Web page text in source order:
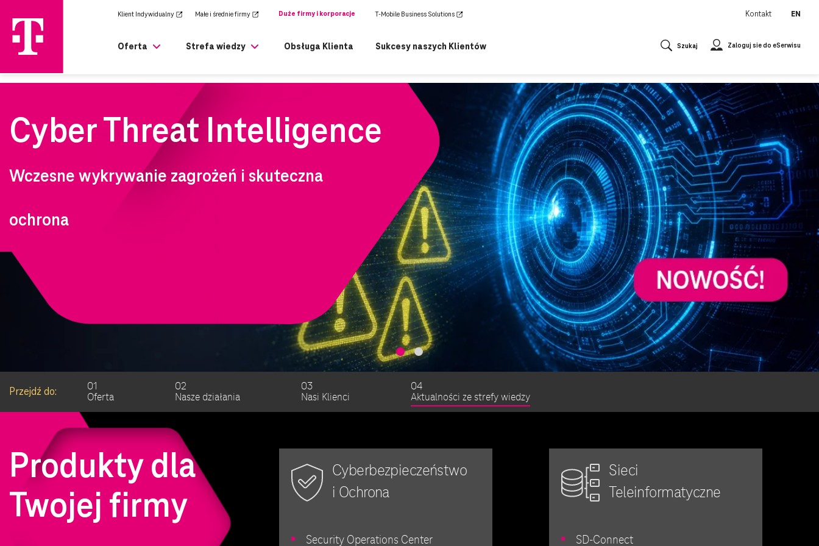
Klient Indywidualny Małe i średnie firmy Duże firmy i korporacje T-Mobile Business Solutions Kontakt EN
Oferta Strefa wiedzy Obsługa Klienta Sukcesy naszych Klientów Szukaj Zaloguj sie do eSerwisu
T Business
Zaufanie to nasz wspólny
biznes.
Przejdź do:
01
Oferta
02
Nasze działania
03
Nasi Klienci
04
Aktualności ze strefy wiedzy
Produkty dla
Twojej firmy
Cyberbezpieczeństwo
i Ochrona
Security Operations Center
Sieci
Teleinformatyczne
SD-Connect